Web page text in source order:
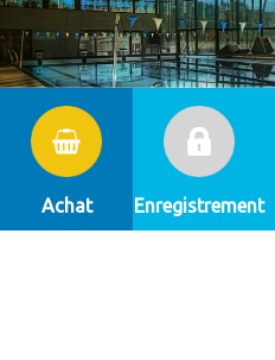
Achat Enregistrement